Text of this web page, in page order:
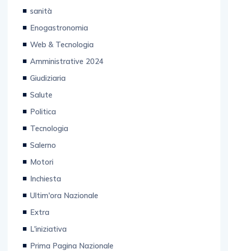
sanità
Enogastronomia
Web & Tecnologia
Amministrative 2024
Giudiziaria
Salute
Politica
Tecnologia
Salerno
Motori
Inchiesta
Ultim'ora Nazionale
Extra
L'iniziativa
Prima Pagina Nazionale